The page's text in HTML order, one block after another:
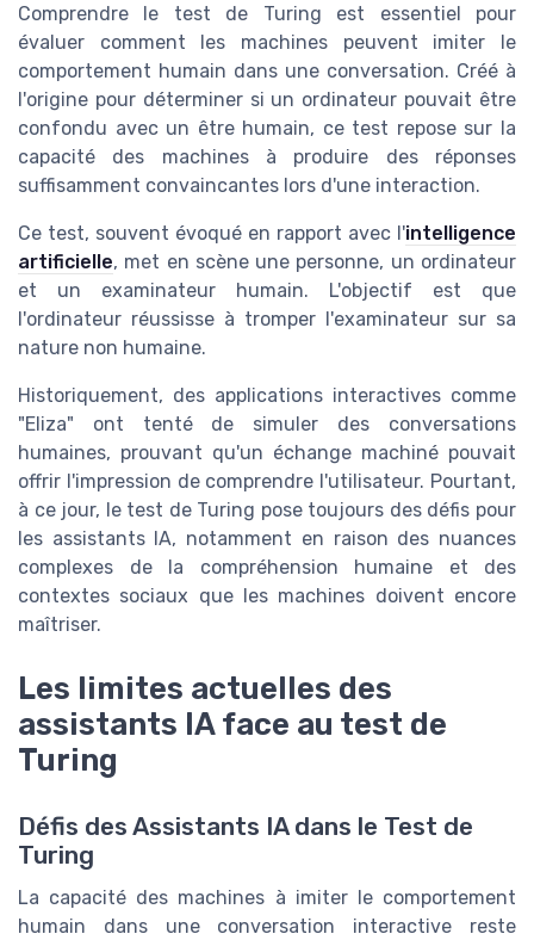
Comprendre le test de Turing est essentiel pour
évaluer comment les machines peuvent imiter le
comportement humain dans une conversation. Créé à
l'origine pour déterminer si un ordinateur pouvait être
confondu avec un être humain, ce test repose sur la
capacité des machines à produire des réponses
suffisamment convaincantes lors d'une interaction.
Ce test, souvent évoqué en rapport avec l'intelligence
artificielle, met en scène une personne, un ordinateur
et un examinateur humain. L'objectif est que
l'ordinateur réussisse à tromper l'examinateur sur sa
nature non humaine.
Historiquement, des applications interactives comme
"Eliza" ont tenté de simuler des conversations
humaines, prouvant qu'un échange machiné pouvait
offrir l'impression de comprendre l'utilisateur. Pourtant,
à ce jour, le test de Turing pose toujours des défis pour
les assistants IA, notamment en raison des nuances
complexes de la compréhension humaine et des
contextes sociaux que les machines doivent encore
maîtriser.
Les limites actuelles des
assistants IA face au test de
Turing
Défis des Assistants IA dans le Test de
Turing
La capacité des machines à imiter le comportement
humain dans une conversation interactive reste